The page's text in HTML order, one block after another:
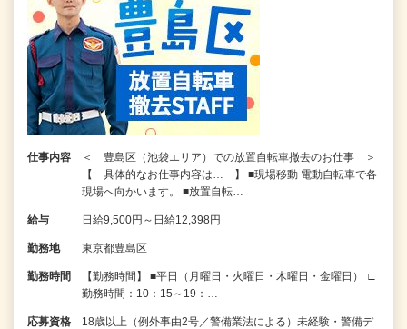
仕事内容
＜ 豊島区（池袋エリア）での放置自転車撤去のお仕事 ＞
【 具体的なお仕事内容は… 】 ■現場移動 電動自転車で各
現場へ向かいます。 ■放置自転…
給与 日給9,500円～日給12,398円
勤務地 東京都豊島区
勤務時間
【勤務時間】 ■平日（月曜日・火曜日・木曜日・金曜日） ∟
勤務時間：10：15～19：…
応募資格
18歳以上（例外事由2号／警備業法による）未経験・警備デ